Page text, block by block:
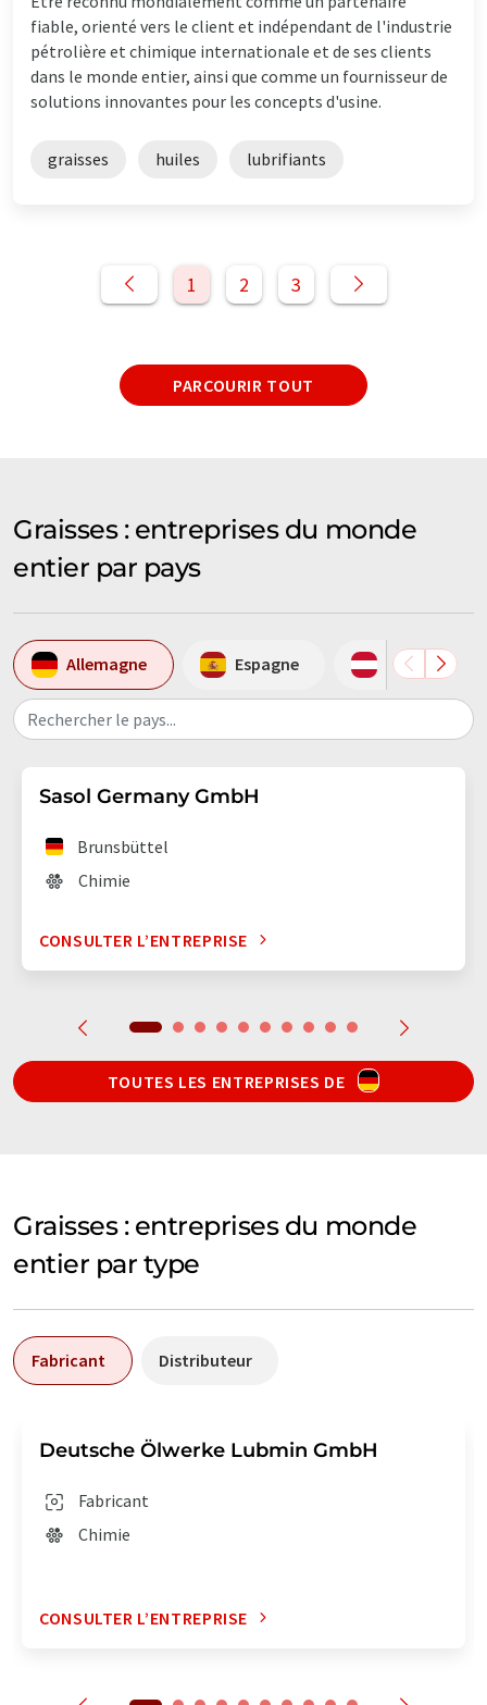
fiable, orienté vers le client et indépendant de l'industrie
pétrolière et chimique internationale et de ses clients
dans le monde entier, ainsi que comme un fournisseur de
solutions innovantes pour les concepts d'usine.
graisses huiles lubrifiants
1 2 3
PARCOURIR TOUT
Graisses : entreprises du monde
entier par pays
Allemagne Espagne Autriche
Rechercher le pays...
Sasol Germany GmbH
Brunsbüttel
Chimie
CONSULTER L’ENTREPRISE
TOUTES LES ENTREPRISES DE
Graisses : entreprises du monde
entier par type
Fabricant Distributeur
Deutsche Ölwerke Lubmin GmbH
Fabricant
Chimie
CONSULTER L’ENTREPRISE